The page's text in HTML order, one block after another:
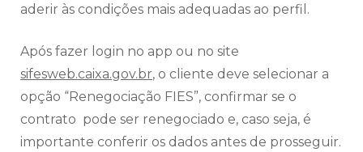
aderir às condições mais adequadas ao perfil.
Após fazer login no app ou no site
sifesweb.caixa.gov.br, o cliente deve selecionar a
opção “Renegociação FIES”, confirmar se o
contrato pode ser renegociado e, caso seja, é
importante conferir os dados antes de prosseguir.